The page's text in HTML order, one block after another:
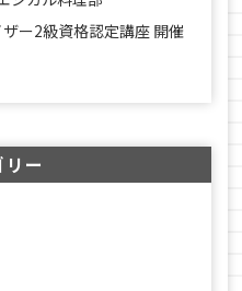
ー2級資格認定講座 開催
ー